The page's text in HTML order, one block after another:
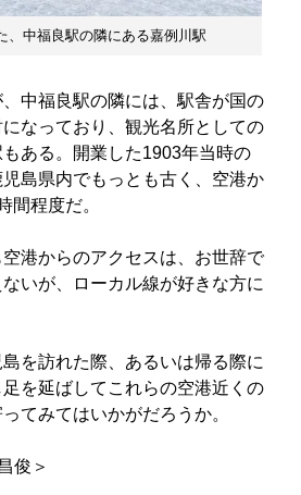
、中福良駅の隣にある嘉例川駅
中福良駅の隣には、駅舎が国の
なっており、観光名所としての
ある。開業した1903年当時の
島県内でもっとも古く、空港か
間程度だ。
港からのアクセスは、お世辞で
いが、ローカル線が好きな方に
を訪れた際、あるいは帰る際に
を延ばしてこれらの空港近くの
てみてはいかがだろうか。
俊＞